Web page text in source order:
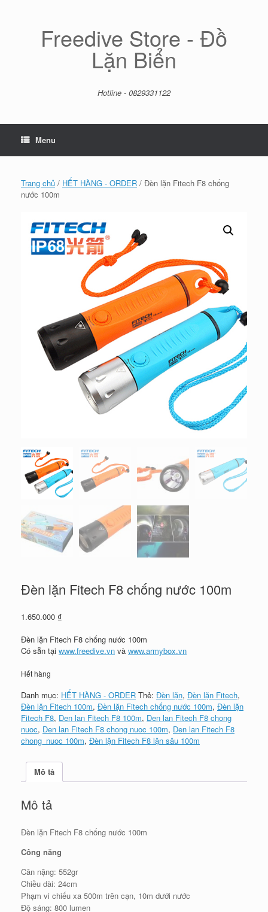
Freedive Store - Đồ
Lặn Biển
Hotline - 0829331122
Menu
Trang chủ / HẾT HÀNG - ORDER / Đèn lặn Fitech F8 chống
nước 100m
Đèn lặn Fitech F8 chống nước 100m
1.650.000 ₫
Đèn lặn Fitech F8 chống nước 100m
Có sẵn tại www.freedive.vn và www.armybox.vn
Hết hàng
Danh mục: HẾT HÀNG - ORDER Thẻ: Đèn lặn, Đèn lặn Fitech,
Đèn lặn Fitech 100m, Đèn lặn Fitech chống nước 100m, Đèn lặn
Fitech F8, Den lan Fitech F8 100m, Den lan Fitech F8 chong
nuoc, Den lan Fitech F8 chong nuoc 100m, Den lan Fitech F8
chong_nuoc 100m, Đèn lặn Fitech F8 lặn sâu 100m
Mô tả
Mô tả
Đèn lặn Fitech F8 chống nước 100m
Công năng
Cân nặng: 552gr
Chiều dài: 24cm
Phạm vi chiếu xa 500m trên cạn, 10m dưới nước
Độ sáng: 800 lumen